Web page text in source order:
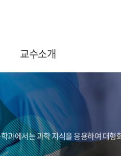
교수소개
교수소개
과에서는 과학 지식을 응용하여 대형